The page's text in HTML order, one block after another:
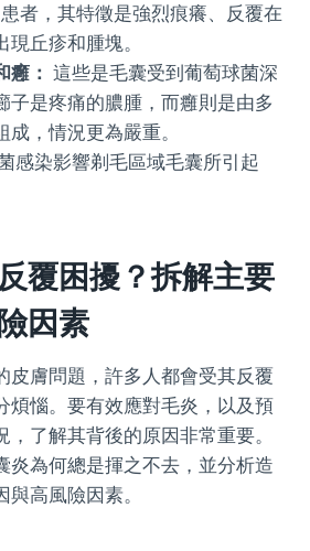
患者，其特徵是強烈痕癢、反覆在
丘疹和腫塊。
癰： 這些是毛囊受到葡萄球菌深
子是疼痛的膿腫，而癰則是由多
，情況更為嚴重。
感染影響剃毛區域毛囊所引起
覆困擾？拆解主要
因素
皮膚問題，許多人都會受其反覆
煩惱。要有效應對毛炎，以及預
了解其背後的原因非常重要。
炎為何總是揮之不去，並分析造
高風險因素。